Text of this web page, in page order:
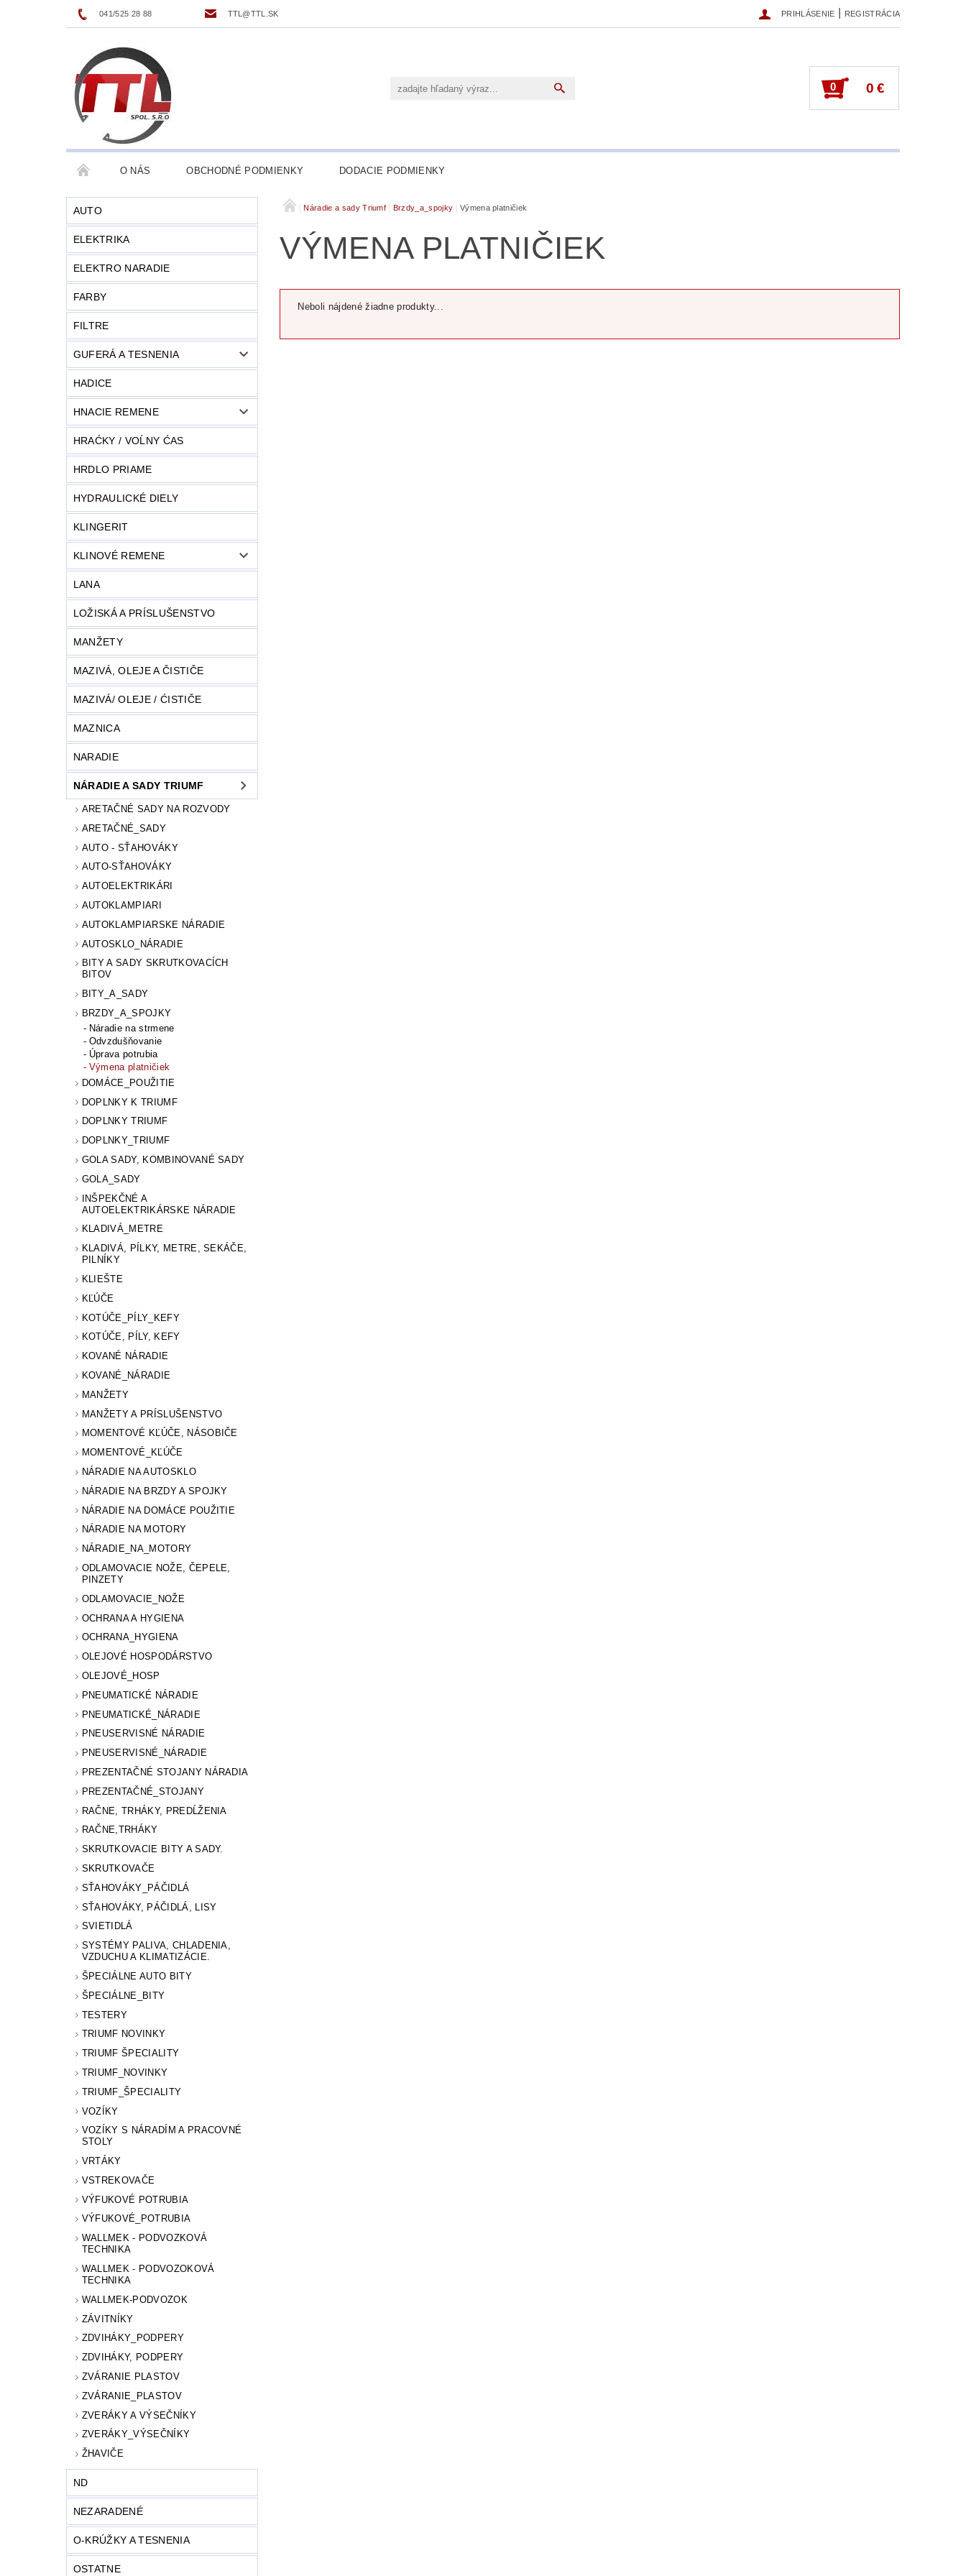
041/525 28 88 TTL@TTL.SK PRIHLÁSENIE REGISTRÁCIA
0 0 €
O NÁS OBCHODNÉ PODMIENKY DODACIE PODMIENKY
AUTO
ELEKTRIKA
ELEKTRO NARADIE
FARBY
FILTRE
GUFERÁ A TESNENIA
HADICE
HNACIE REMENE
HRAĆKY / VOĹNY ĆAS
HRDLO PRIAME
HYDRAULICKÉ DIELY
KLINGERIT
KLINOVÉ REMENE
LANA
LOŽISKÁ A PRÍSLUŠENSTVO
MANŽETY
MAZIVÁ, OLEJE A ČISTIČE
MAZIVÁ/ OLEJE / ĆISTIČE
MAZNICA
NARADIE
NÁRADIE A SADY TRIUMF
ARETAČNÉ SADY NA ROZVODY
ARETAČNÉ_SADY
AUTO - SŤAHOVÁKY
AUTO-SŤAHOVÁKY
AUTOELEKTRIKÁRI
AUTOKLAMPIARI
AUTOKLAMPIARSKE NÁRADIE
AUTOSKLO_NÁRADIE
BITY A SADY SKRUTKOVACÍCH
BITOV
BITY_A_SADY
BRZDY_A_SPOJKY
Náradie na strmene
Odvzdušňovanie
Úprava potrubia
Výmena platničiek
DOMÁCE_POUŽITIE
DOPLNKY K TRIUMF
DOPLNKY TRIUMF
DOPLNKY_TRIUMF
GOLA SADY, KOMBINOVANÉ SADY
GOLA_SADY
INŠPEKČNÉ A
AUTOELEKTRIKÁRSKE NÁRADIE
KLADIVÁ_METRE
KLADIVÁ, PÍLKY, METRE, SEKÁČE,
PILNÍKY
KLIEŠTE
KĽÚČE
KOTÚČE_PÍLY_KEFY
KOTÚČE, PÍLY, KEFY
KOVANÉ NÁRADIE
KOVANÉ_NÁRADIE
MANŽETY
MANŽETY A PRÍSLUŠENSTVO
MOMENTOVÉ KĽÚČE, NÁSOBIČE
MOMENTOVÉ_KĽÚČE
NÁRADIE NA AUTOSKLO
NÁRADIE NA BRZDY A SPOJKY
NÁRADIE NA DOMÁCE POUŽITIE
NÁRADIE NA MOTORY
NÁRADIE_NA_MOTORY
ODLAMOVACIE NOŽE, ČEPELE,
PINZETY
ODLAMOVACIE_NOŽE
OCHRANA A HYGIENA
OCHRANA_HYGIENA
OLEJOVÉ HOSPODÁRSTVO
OLEJOVÉ_HOSP
PNEUMATICKÉ NÁRADIE
PNEUMATICKÉ_NÁRADIE
PNEUSERVISNÉ NÁRADIE
PNEUSERVISNÉ_NÁRADIE
PREZENTAČNÉ STOJANY NÁRADIA
PREZENTAČNÉ_STOJANY
RAČNE, TRHÁKY, PREDĹŽENIA
RAČNE,TRHÁKY
SKRUTKOVACIE BITY A SADY.
SKRUTKOVAČE
SŤAHOVÁKY_PÁČIDLÁ
SŤAHOVÁKY, PÁČIDLÁ, LISY
SVIETIDLÁ
SYSTÉMY PALIVA, CHLADENIA,
VZDUCHU A KLIMATIZÁCIE.
ŠPECIÁLNE AUTO BITY
ŠPECIÁLNE_BITY
TESTERY
TRIUMF NOVINKY
TRIUMF ŠPECIALITY
TRIUMF_NOVINKY
TRIUMF_ŠPECIALITY
VOZÍKY
VOZÍKY S NÁRADÍM A PRACOVNÉ
STOLY
VRTÁKY
VSTREKOVAČE
VÝFUKOVÉ POTRUBIA
VÝFUKOVÉ_POTRUBIA
WALLMEK - PODVOZKOVÁ
TECHNIKA
WALLMEK - PODVOZOKOVÁ
TECHNIKA
WALLMEK-PODVOZOK
ZÁVITNÍKY
ZDVIHÁKY_PODPERY
ZDVIHÁKY, PODPERY
ZVÁRANIE PLASTOV
ZVÁRANIE_PLASTOV
ZVERÁKY A VÝSEČNÍKY
ZVERÁKY_VÝSEČNÍKY
ŽHAVIČE
ND
NEZARADENÉ
O-KRÚŽKY A TESNENIA
OSTATNE
Náradie a sady Triumf Brzdy_a_spojky Výmena platničiek
VÝMENA PLATNIČIEK
Neboli nájdené žiadne produkty...